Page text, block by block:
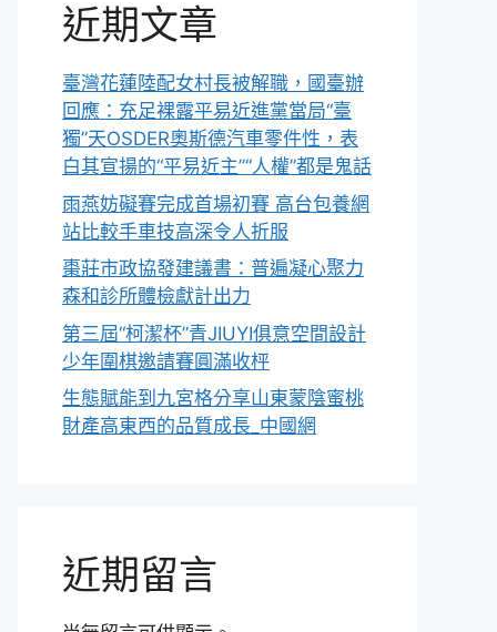
近期文章
臺灣花蓮陸配女村長被解職，國臺辦
回應：充足裸露平易近進黨當局“臺
獨”天OSDER奧斯德汽車零件性，表
白其宣揚的“平易近主”“人權”都是鬼話
雨燕妨礙賽完成首場初賽 高台包養網
站比較手車技高深令人折服
棗莊市政協發建議書：普遍凝心聚力
森和診所體檢獻計出力
第三屆“柯潔杯”青JIUYI俱意空間設計
少年圍棋邀請賽圓滿收枰
生態賦能到九宮格分享山東蒙陰蜜桃
財產高東西的品質成長_中國網
近期留言